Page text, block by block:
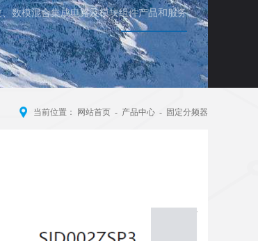
数模混合集成电路及模块组件产品和服务
当前位置： 网站首页 - 产品中心 - 固定分频器